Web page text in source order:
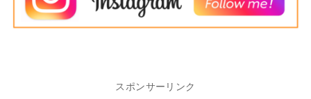
スポンサーリンク